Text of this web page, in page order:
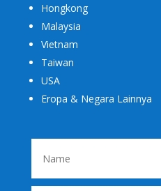
Hongkong
Malaysia
Vietnam
Taiwan
USA
Eropa & Negara Lainnya